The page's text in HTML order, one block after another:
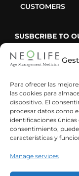
Para ofrecer las
las cookies para
dispositivo. El
procesar datos como
identificaciones
consentimiento,
características y
Manage services
CUSTOMERS
SUSBCRIBE TO
He leído y acepto